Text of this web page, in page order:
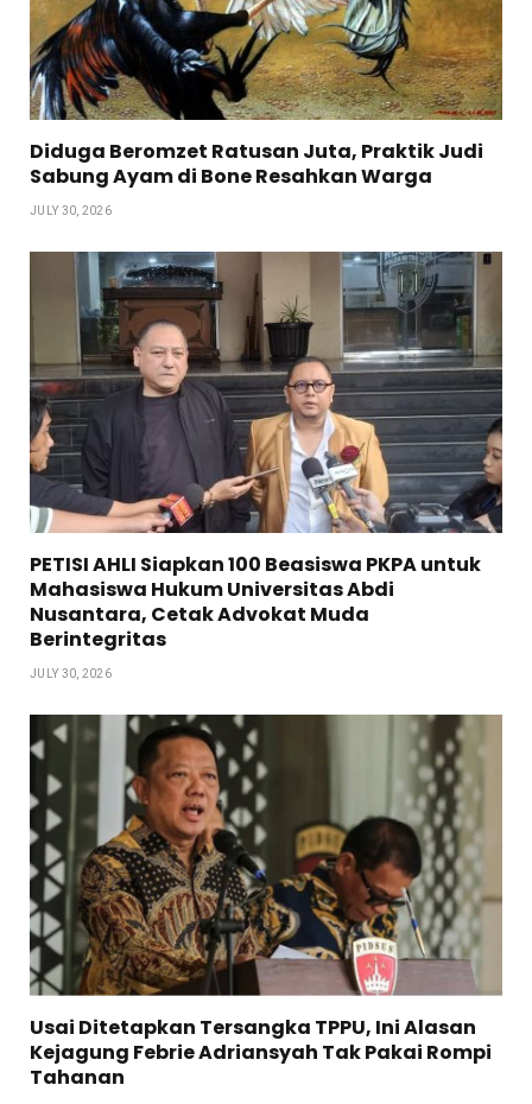
Diduga Beromzet Ratusan Juta, Praktik Judi
Sabung Ayam di Bone Resahkan Warga
JULY 30, 2026
PETISI AHLI Siapkan 100 Beasiswa PKPA untuk
Mahasiswa Hukum Universitas Abdi
Nusantara, Cetak Advokat Muda
Berintegritas
JULY 30, 2026
Usai Ditetapkan Tersangka TPPU, Ini Alasan
Kejagung Febrie Adriansyah Tak Pakai Rompi
Tahanan